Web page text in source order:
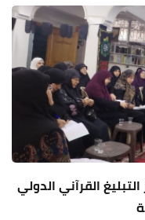
مركز التبليغ القرآني الدولي